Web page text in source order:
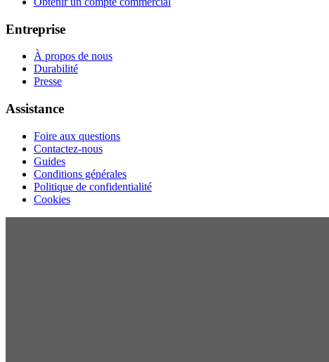
Entreprise
À propos de nous
Durabilité
Presse
Assistance
Foire aux questions
Contactez-nous
Guides
Conditions générales
Politique de confidentialité
Cookies